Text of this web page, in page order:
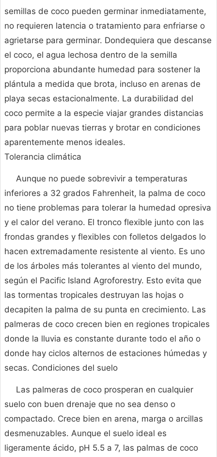
semillas de coco pueden germinar inmediatamente,
no requieren latencia o tratamiento para enfriarse o
agrietarse para germinar. Dondequiera que descanse
el coco, el agua lechosa dentro de la semilla
proporciona abundante humedad para sostener la
plántula a medida que brota, incluso en arenas de
playa secas estacionalmente. La durabilidad del
coco permite a la especie viajar grandes distancias
para poblar nuevas tierras y brotar en condiciones
aparentemente menos ideales.
Tolerancia climática
Aunque no puede sobrevivir a temperaturas
inferiores a 32 grados Fahrenheit, la palma de coco
no tiene problemas para tolerar la humedad opresiva
y el calor del verano. El tronco flexible junto con las
frondas grandes y flexibles con folletos delgados lo
hacen extremadamente resistente al viento. Es uno
de los árboles más tolerantes al viento del mundo,
según el Pacific Island Agroforestry. Esto evita que
las tormentas tropicales destruyan las hojas o
decapiten la palma de su punta en crecimiento. Las
palmeras de coco crecen bien en regiones tropicales
donde la lluvia es constante durante todo el año o
donde hay ciclos alternos de estaciones húmedas y
secas. Condiciones del suelo
Las palmeras de coco prosperan en cualquier
suelo con buen drenaje que no sea denso o
compactado. Crece bien en arena, marga o arcillas
desmenuzables. Aunque el suelo ideal es
ligeramente ácido, pH 5.5 a 7, las palmas de coco